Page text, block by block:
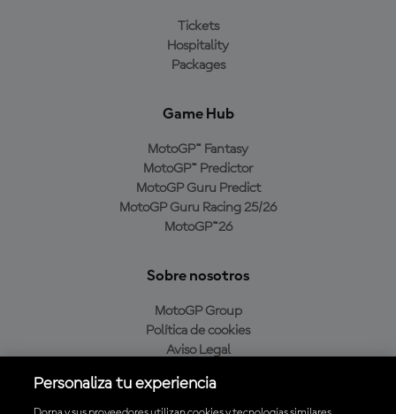
Tickets
Hospitality
Packages
Game Hub
MotoGP™ Fantasy
MotoGP™ Predictor
MotoGP Guru Predict
MotoGP Guru Racing 25/26
MotoGP™26
Sobre nosotros
MotoGP Group
Política de cookies
Aviso Legal
Política de compra
Personaliza tu experiencia